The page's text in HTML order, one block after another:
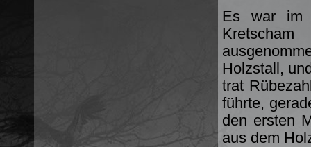
Es war im
Holzstall,
trat
führte,
den ersten
aus dem